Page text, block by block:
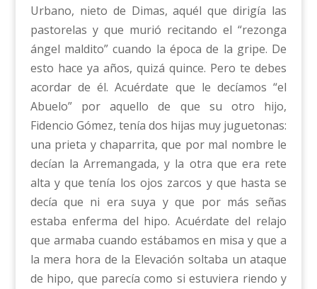
Urbano, nieto de Dimas, aquél que dirigía las
pastorelas y que murió recitando el “rezonga
ángel maldito” cuando la época de la gripe. De
esto hace ya años, quizá quince. Pero te debes
acordar de él. Acuérdate que le decíamos “el
Abuelo” por aquello de que su otro hijo,
Fidencio Gómez, tenía dos hijas muy juguetonas:
una prieta y chaparrita, que por mal nombre le
decían la Arremangada, y la otra que era rete
alta y que tenía los ojos zarcos y que hasta se
decía que ni era suya y que por más señas
estaba enferma del hipo. Acuérdate del relajo
que armaba cuando estábamos en misa y que a
la mera hora de la Elevación soltaba un ataque
de hipo, que parecía como si estuviera riendo y